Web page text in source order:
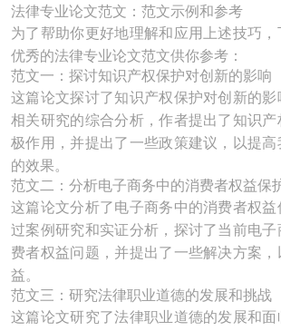
法律专业论文范文：范文示例和参考
为了帮助你更好地理解和应用上述技巧
优秀的法律专业论文范文供你参考：
范文一：探讨知识产权保护对创新的影响
这篇论文探讨了知识产权保护对创新的
相关研究的综合分析，作者提出了知识
极作用，并提出了一些政策建议，以提
的效果。
范文二：分析电子商务中的消费者权益保
这篇论文分析了电子商务中的消费者权益
过案例研究和实证分析，探讨了当前电
费者权益问题，并提出了一些解决方案
益。
范文三：研究法律职业道德的发展和挑战
这篇论文研究了法律职业道德的发展和面